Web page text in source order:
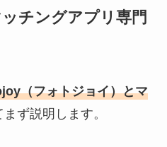
チングアプリ専門
（フォトジョイ）とマ
ず説明します。